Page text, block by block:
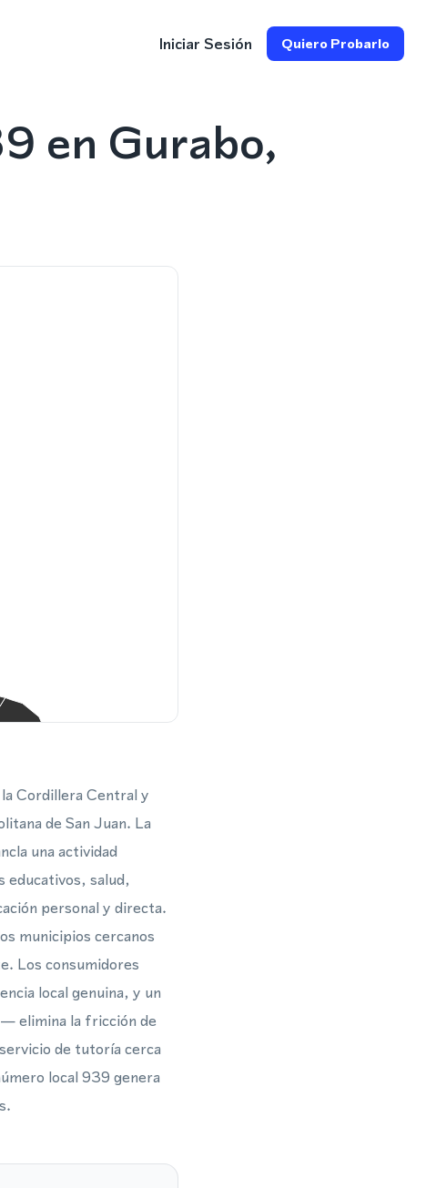
Iniciar Sesión Quiero Probarlo
en Gurabo,
Cordillera Central y
de San Juan. La
una actividad
educativos, salud,
personal y directa.
municipios cercanos
Los consumidores
local genuina, y un
elimina la fricción de
de tutoría cerca
local 939 genera